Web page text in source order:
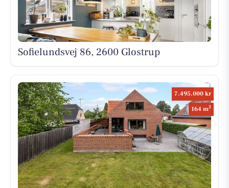
Sofielundsvej 86, 2600 Glostrup
7.495.000 kr
164 m2